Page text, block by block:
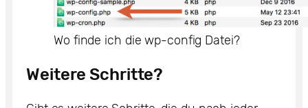
Wo finde ich die wp-config Datei?
Weitere Schritte?